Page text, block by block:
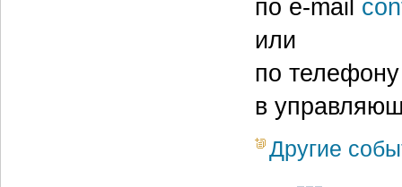
по e-mail
или
по
в
Другие